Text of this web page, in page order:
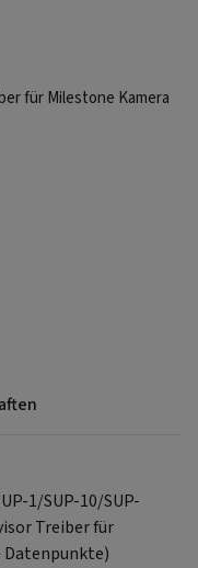
für Milestone Kamera
1/SUP-10/SUP-
Treiber für
Datenpunkte)